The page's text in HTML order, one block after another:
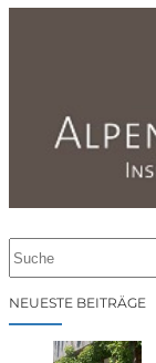
cNEUESTE BEITRÄGE